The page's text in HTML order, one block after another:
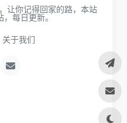
让你记得回家的路，本站
，每日更新。
关于我们